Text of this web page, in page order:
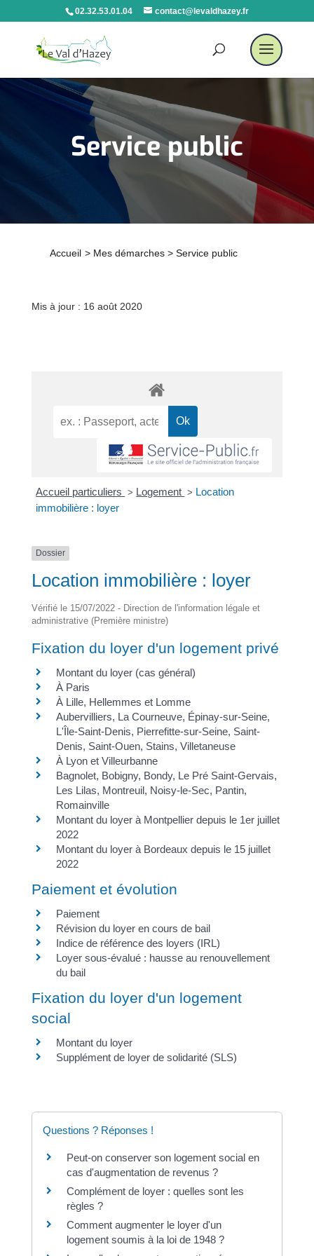
02.32.53.01.04 contact@levaldhazey.fr
Service public
Accueil > Mes démarches > Service public
Mis à jour : 16 août 2020
Accueil particuliers > Logement > Location
immobilière : loyer
Dossier
Location immobilière : loyer
Vérifié le 15/07/2022 - Direction de l'information légale et
administrative (Première ministre)
Fixation du loyer d'un logement privé
Montant du loyer (cas général)
À Paris
À Lille, Hellemmes et Lomme
Aubervilliers, La Courneuve, Épinay-sur-Seine,
L'Île-Saint-Denis, Pierrefitte-sur-Seine, Saint-
Denis, Saint-Ouen, Stains, Villetaneuse
À Lyon et Villeurbanne
Bagnolet, Bobigny, Bondy, Le Pré Saint-Gervais,
Les Lilas, Montreuil, Noisy-le-Sec, Pantin,
Romainville
Montant du loyer à Montpellier depuis le 1er juillet
2022
Montant du loyer à Bordeaux depuis le 15 juillet
2022
Paiement et évolution
Paiement
Révision du loyer en cours de bail
Indice de référence des loyers (IRL)
Loyer sous-évalué : hausse au renouvellement
du bail
Fixation du loyer d'un logement
social
Montant du loyer
Supplément de loyer de solidarité (SLS)
Questions ? Réponses !
Peut-on conserver son logement social en
cas d'augmentation de revenus ?
Complément de loyer : quelles sont les
règles ?
Comment augmenter le loyer d'un
logement soumis à la loi de 1948 ?